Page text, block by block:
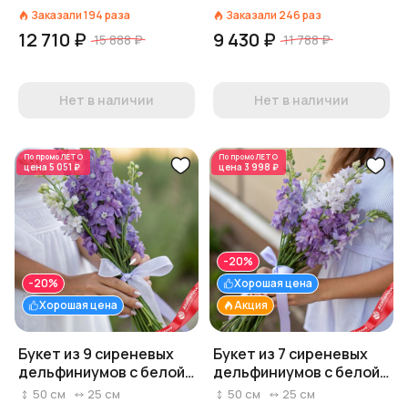
Заказали194раза
12 710 ₽ 15 888 ₽
Нет в наличии
Заказали 246раз
9 430 ₽ 11 788 ₽
Нет в наличии
По промоЛЕТО
цена 5 051 ₽
Хорошая цена
-20%
Букет из 9 сиреневых
дельфиниумов с белой
лентой
50 см 25 см
По промоЛЕТО
цена 3 998 ₽
Акция
Хорошая цена
-20%
Букет из 7 сиреневых
дельфиниумов с белой
лентой
50 см 25 см